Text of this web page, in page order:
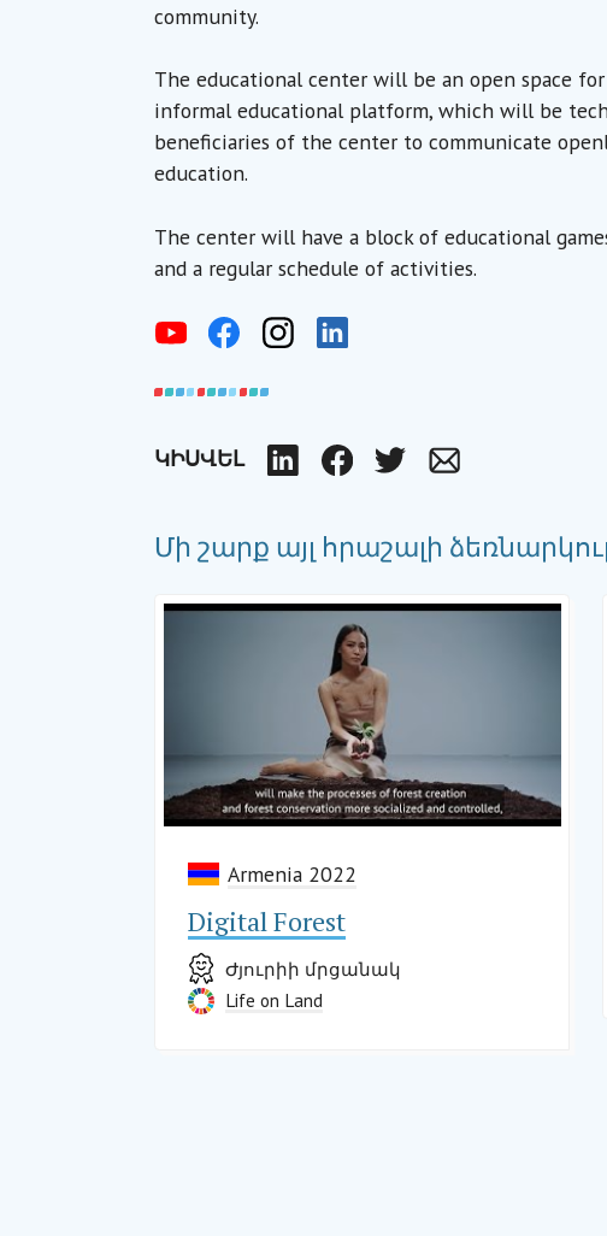
community.
The educational center will be an open space
informal educational platform, which will be
beneficiaries of the center to communicate
education.
The center will have a block of educational
and a regular schedule of activities.
ԿԻՍՎԵԼ LinkedInFacebookTwitterEmail
Մի շարք այլ հրաշալի
Armenia 2022
Digital Forest
Ժյուրիի մրցանակ
Life on Land